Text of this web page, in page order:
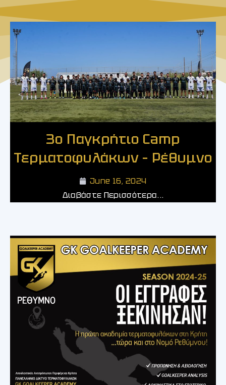
3ο Παγκρήτιο Camp
Τερματοφυλάκων – Ρέθυμνο
June 16, 2024
Διαβάστε Περισσότερα...